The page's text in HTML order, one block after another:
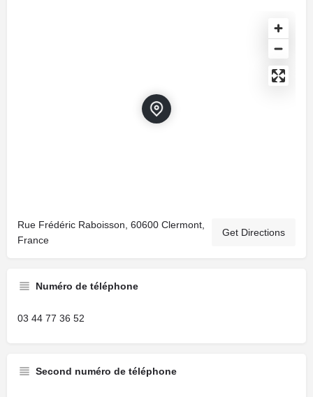
Rue Frédéric Raboisson, 60600 Clermont,
France
Get Directions
Numéro de téléphone
03 44 77 36 52
Second numéro de téléphone